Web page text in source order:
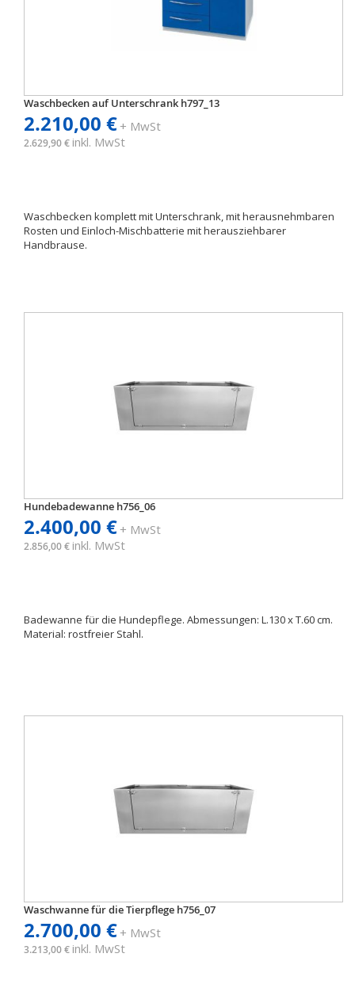
Waschbecken auf Unterschrank h797_13
2.210,00 €+ MwSt
2.629,90 € inkl. MwSt
Waschbecken komplett mit Unterschrank, mit herausnehmbaren
Rosten und Einloch-Mischbatterie mit herausziehbarer
Handbrause.
Hundebadewanne h756_06
2.400,00 €+ MwSt
2.856,00 € inkl. MwSt
Badewanne für die Hundepflege. Abmessungen: L.130 x T.60 cm.
Material: rostfreier Stahl.
Waschwanne für die Tierpflege h756_07
2.700,00 €+ MwSt
3.213,00 € inkl. MwSt